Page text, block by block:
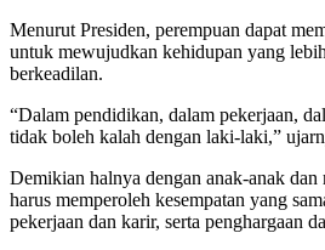
Menurut Presiden, perempuan dapat
untuk mewujudkan kehidupan yang
berkeadilan.
“Dalam pendidikan, dalam pekerjaan,
tidak boleh kalah dengan laki-laki,”
Demikian halnya dengan anak-anak dan
harus memperoleh kesempatan yang
pekerjaan dan karir, serta penghargaan